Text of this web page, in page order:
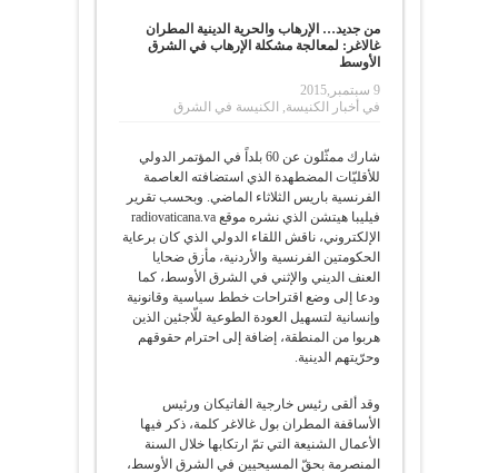
من جديد… الإرهاب والحرية الدينية المطران
غالاغر: لمعالجة مشكلة الإرهاب في الشرق
الأوسط
9 سبتمبر,2015
في أخبار الكنيسة, الكنيسة في الشرق
شارك ممثّلون عن 60 بلداً في المؤتمر الدولي
للأقليّات المضطهدة الذي استضافته العاصمة
الفرنسية باريس الثلاثاء الماضي. وبحسب تقرير
فيليبا هيتشن الذي نشره موقع radiovaticana.va
الإلكتروني، ناقش اللقاء الدولي الذي كان برعاية
الحكومتين الفرنسية والأردنية، مأزق ضحايا
العنف الديني والإثني في الشرق الأوسط، كما
ودعا إلى وضع اقتراحات خطط سياسية وقانونية
وإنسانية لتسهيل العودة الطوعية للّاجئين الذين
هربوا من المنطقة، إضافة إلى احترام حقوقهم
وحرّيتهم الدينية.
وقد ألقى رئيس خارجية الفاتيكان ورئيس
الأساقفة المطران بول غالاغر كلمة، ذكر فيها
الأعمال الشنيعة التي تمّ ارتكابها خلال السنة
المنصرمة بحقّ المسيحيين في الشرق الأوسط،